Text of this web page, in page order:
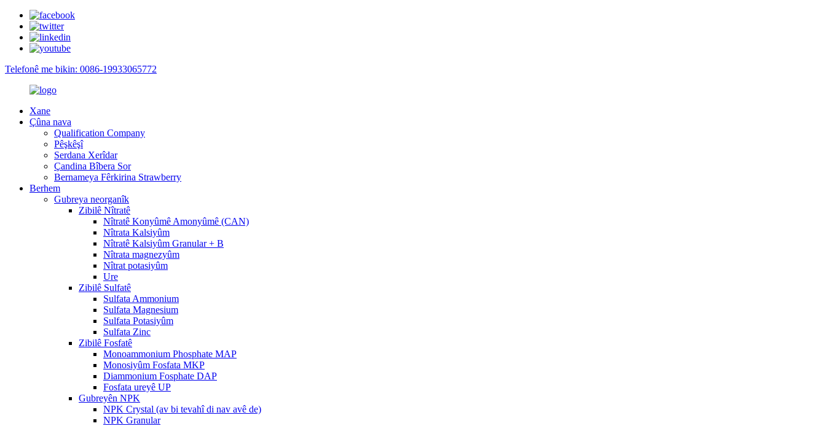
Telefonê me bikin: 0086-19933065772
Xane
Çûna nava
Qualification Company
Pêşkêşî
Serdana Xerîdar
Çandina Bîbera Sor
Bernameya Fêrkirina Strawberry
Berhem
Gubreya neorganîk
Zibilê Nîtratê
Nîtratê Konyûmê Amonyûmê (CAN)
Nîtrata Kalsiyûm
Nîtratê Kalsiyûm Granular + B
Nîtrata magnezyûm
Nîtrat potasiyûm
Ure
Zibilê Sulfatê
Sulfata Ammonium
Sulfata Magnesium
Sulfata Potasiyûm
Sulfata Zinc
Zibilê Fosfatê
Monoammonium Phosphate MAP
Monosiyûm Fosfata MKP
Diammonium Fosphate DAP
Fosfata ureyê UP
Gubreyên NPK
NPK Crystal (av bi tevahî di nav avê de)
NPK Granular